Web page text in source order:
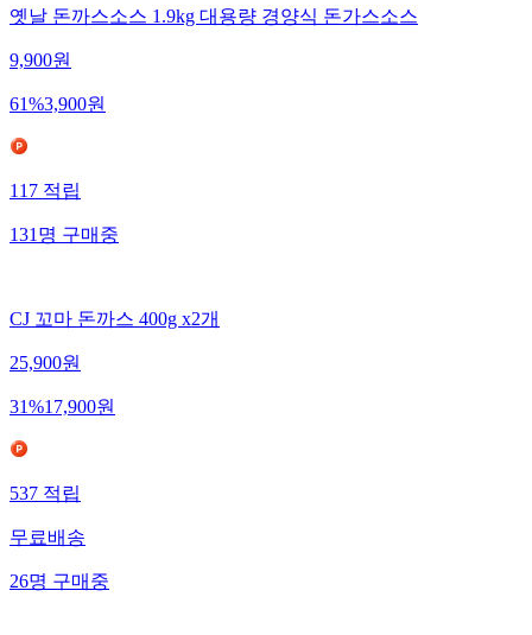
옛날 돈까스소스 1.9kg 대용량 경양식 돈가스소스
9,900원
61%3,900원
117적립
131명구매중
CJ 꼬마 돈까스 400g x2개
25,900원
31%17,900원
537적립
무료배송
26명구매중